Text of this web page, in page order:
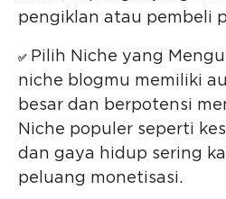
pengiklan atau pembeli
✅
Pilih Niche yang
niche blogmu memiliki
besar dan berpotensi
Niche populer seperti
dan gaya hidup sering
peluang monetisasi.